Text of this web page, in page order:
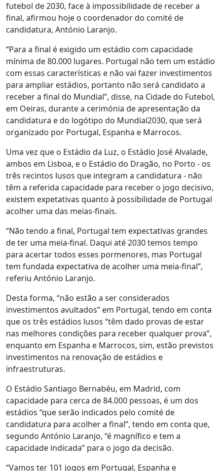
futebol de 2030, face à impossibilidade de receber a
final, afirmou hoje o coordenador do comité de
candidatura, António Laranjo.
“Para a final é exigido um estádio com capacidade
mínima de 80.000 lugares. Portugal não tem um estádio
com essas características e não vai fazer investimentos
para ampliar estádios, portanto não será candidato a
receber a final do Mundial”, disse, na Cidade do Futebol,
em Oeiras, durante a cerimónia de apresentação da
candidatura e do logótipo do Mundial2030, que será
organizado por Portugal, Espanha e Marrocos.
Uma vez que o Estádio da Luz, o Estádio José Alvalade,
ambos em Lisboa, e o Estádio do Dragão, no Porto - os
três recintos lusos que integram a candidatura - não
têm a referida capacidade para receber o jogo decisivo,
existem expetativas quanto à possibilidade de Portugal
acolher uma das meias-finais.
“Não tendo a final, Portugal tem expectativas grandes
de ter uma meia-final. Daqui até 2030 temos tempo
para acertar todos esses pormenores, mas Portugal
tem fundada expectativa de acolher uma meia-final”,
referiu António Laranjo.
Desta forma, “não estão a ser considerados
investimentos avultados” em Portugal, tendo em conta
que os três estádios lusos “têm dado provas de estar
nas melhores condições para receber qualquer prova”,
enquanto em Espanha e Marrocos, sim, estão previstos
investimentos na renovação de estádios e
infraestruturas.
O Estádio Santiago Bernabéu, em Madrid, com
capacidade para cerca de 84.000 pessoas, é um dos
estádios “que serão indicados pelo comité de
candidatura para acolher a final”, tendo em conta que,
segundo António Laranjo, “é magnífico e tem a
capacidade indicada” para o jogo da decisão.
“Vamos ter 101 jogos em Portugal, Espanha e